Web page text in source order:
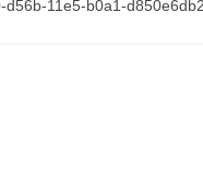
d56b-11e5-b0a1-